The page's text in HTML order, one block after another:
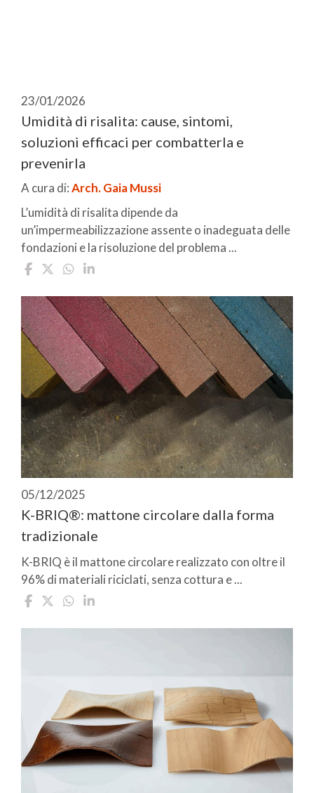
23/01/2026
Umidità di risalita: cause, sintomi,
soluzioni efficaci per combatterla e
prevenirla
A cura di:Arch. Gaia Mussi
L’umidità di risalita dipende da
un’impermeabilizzazione assente o inadeguata delle
fondazioni e la risoluzione del problema ...
05/12/2025
K-BRIQ®: mattone circolare dalla forma
tradizionale
K-BRIQ è il mattone circolare realizzato con oltre il
96% di materiali riciclati, senza cottura e ...